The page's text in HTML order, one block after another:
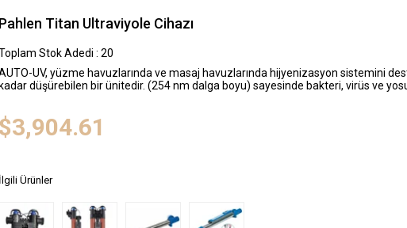
Pahlen Titan Ultraviyole Cihazı
Stok Adedi : 20
UV, yüzme havuzlarında ve masaj havuzlarında hijyenizasyon sistemini
kadar düşürebilen bir ünitedir. (254 nm dalga boyu) sayesinde bakteri, virüs ve
$3,904.61
İlgili Ürünler